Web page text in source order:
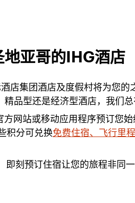
地亚哥的IHG酒店
集团酒店及度假村将为您
品型还是经济型酒店，我们总
网站或移动应用程序预订您
积分可兑换免费住宿、飞行里
刻预订住宿让您的旅程非同一